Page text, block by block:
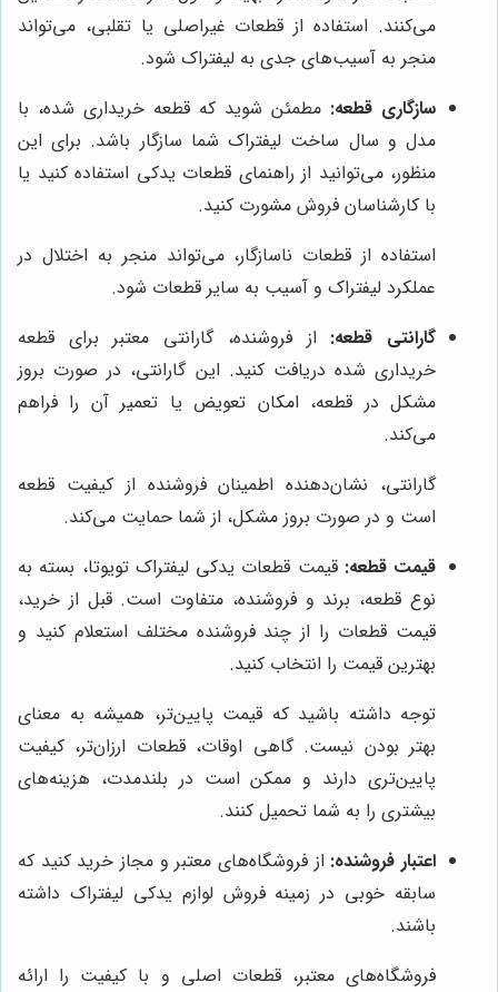
می‌کنند. استفاده از قطعات غیراصلی یا تقلبی، می‌تواند
منجر به آسیب‌های جدی به لیفتراک شود.
سازگاری قطعه: مطمئن شوید که قطعه خریداری شده، با
مدل و سال ساخت لیفتراک شما سازگار باشد. برای این
منظور، می‌توانید از راهنمای قطعات یدکی استفاده کنید یا
با کارشناسان فروش مشورت کنید.
استفاده از قطعات ناسازگار، می‌تواند منجر به اختلال در
عملکرد لیفتراک و آسیب به سایر قطعات شود.
گارانتی قطعه: از فروشنده، گارانتی معتبر برای قطعه
خریداری شده دریافت کنید. این گارانتی، در صورت بروز
مشکل در قطعه، امکان تعویض یا تعمیر آن را فراهم
می‌کند.
گارانتی، نشان‌دهنده اطمینان فروشنده از کیفیت قطعه
است و در صورت بروز مشکل، از شما حمایت می‌کند.
قیمت قطعه: قیمت قطعات یدکی لیفتراک تویوتا، بسته به
نوع قطعه، برند و فروشنده، متفاوت است. قبل از خرید،
قیمت قطعات را از چند فروشنده مختلف استعلام کنید و
بهترین قیمت را انتخاب کنید.
توجه داشته باشید که قیمت پایین‌تر، همیشه به معنای
بهتر بودن نیست. گاهی اوقات، قطعات ارزان‌تر، کیفیت
پایین‌تری دارند و ممکن است در بلندمدت، هزینه‌های
بیشتری را به شما تحمیل کنند.
اعتبار فروشنده: از فروشگاه‌های معتبر و مجاز خرید کنید که
سابقه خوبی در زمینه فروش لوازم یدکی لیفتراک داشته
باشند.
فروشگاه‌های معتبر، قطعات اصلی و با کیفیت را ارائه